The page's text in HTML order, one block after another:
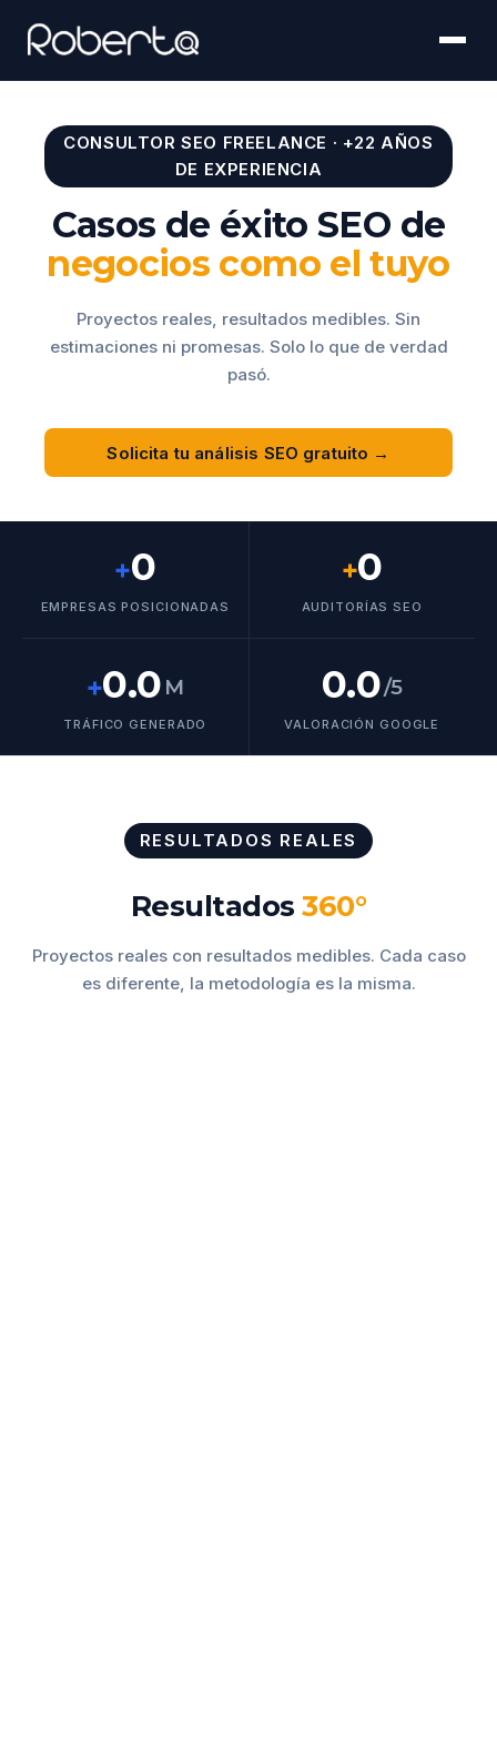
CONSULTOR SEO FREELANCE · +22 AÑOS
DE EXPERIENCIA
Casos de éxito SEO de
negocios como el tuyo
Proyectos reales, resultados medibles. Sin
estimaciones ni promesas. Solo lo que de verdad
pasó.
Solicita tu análisis SEO gratuito →
+0
EMPRESAS POSICIONADAS
+0
AUDITORÍAS SEO
+0.0 M
TRÁFICO GENERADO
0.0/5
VALORACIÓN GOOGLE
RESULTADOS REALES
Resultados360°
Proyectos reales con resultados medibles. Cada caso
es diferente, la metodología es la misma.